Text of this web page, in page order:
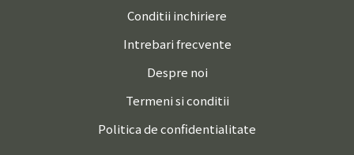
Conditii inchiriere
Intrebari frecvente
Despre noi
Termeni si conditii
Politica de confidentialitate